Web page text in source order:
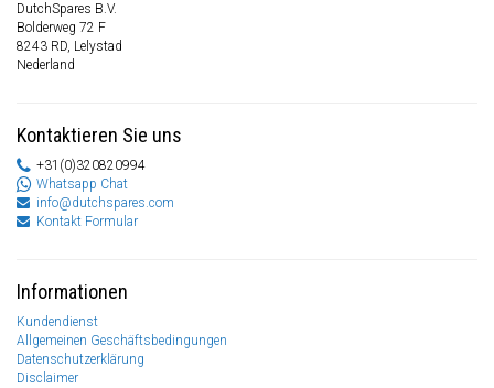
DutchSpares B.V.
Bolderweg 72 F
8243 RD, Lelystad
Nederland
Kontaktieren Sie uns
+31(0)320820994
Whatsapp Chat
info@dutchspares.com
Kontakt Formular
Informationen
Kundendienst
Allgemeinen Geschäftsbedingungen
Datenschutzerklärung
Disclaimer